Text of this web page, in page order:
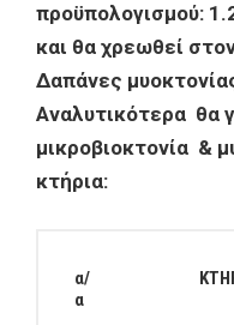
προϋπολογισμού:
και θα χρεωθεί
Δαπάνες
Αναλυτικότερα θα
μικροβιοκτονία &
κτήρια:
α/
α